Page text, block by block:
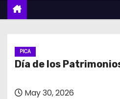
PICA
Día de los
May 30, 2026